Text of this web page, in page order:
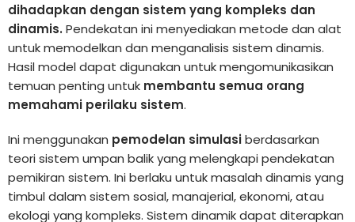
dihadapkan dengan sistem yang kompleks dan
dinamis. Pendekatan ini menyediakan metode dan alat
untuk memodelkan dan menganalisis sistem dinamis.
Hasil model dapat digunakan untuk mengomunikasikan
temuan penting untuk membantu semua orang
memahami perilaku sistem.
Ini menggunakan pemodelan simulasiberdasarkan
teori sistem umpan balik yang melengkapi pendekatan
pemikiran sistem. Ini berlaku untuk masalah dinamis yang
timbul dalam sistem sosial, manajerial, ekonomi, atau
ekologi yang kompleks. Sistem dinamik dapat diterapkan